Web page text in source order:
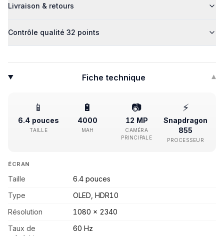
Livraison & retours
Contrôle qualité 32 points
Fiche technique ▾
📱
6.4 pouces
TAILLE
🔋
4000
MAH
📷
12 MP
CAMÉRA
PRINCIPALE
⚡
Snapdragon
855
PROCESSEUR
ÉCRAN
Taille
6.4 pouces
Type
OLED, HDR10
Résolution
1080 x 2340
Taux de
60 Hz